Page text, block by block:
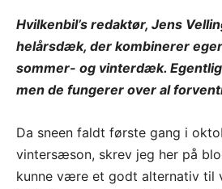
Hvilkenbil’s redaktør, Jens
helårsdæk, der kombinerer
sommer- og vinterdæk.
men de fungerer over al
Da sneen faldt første gang i
vintersæson, skrev jeg her på
kunne være et godt alternativ til